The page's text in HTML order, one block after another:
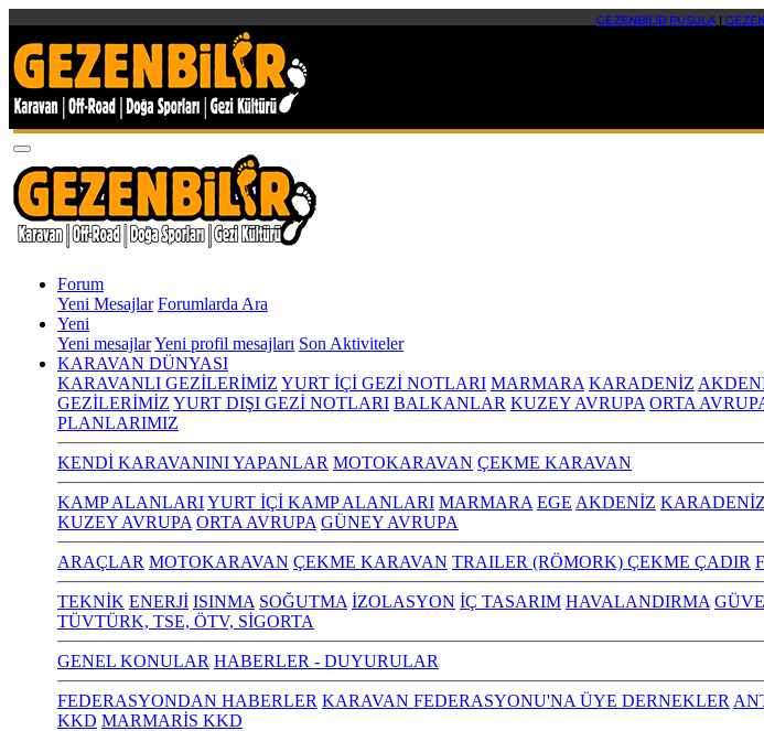
GEZENBİLİR PUSULA|
Forum
Yeni Mesajlar Forumlarda Ara
Yeni
Yeni mesajlarYeni profil mesajları Son Aktiviteler
KARAVAN DÜNYASI
KARAVANLI GEZİLERİMİZ YURT İÇİ GEZİ NOTLARI MARMARA KARADENİZ
GEZİLERİMİZ YURT DIŞI GEZİ NOTLARI BALKANLAR KUZEY AVRUPA ORTA
PLANLARIMIZ
KENDİ KARAVANINI YAPANLAR MOTOKARAVAN ÇEKME KARAVAN
KAMP ALANLARIYURT İÇİ KAMP ALANLARI MARMARA EGE AKDENİZ KARADENİZ
KUZEY AVRUPA ORTA AVRUPA GÜNEY AVRUPA
ARAÇLAR MOTOKARAVAN ÇEKME KARAVAN TRAILER (RÖMORK) ÇEKME ÇADIR
TEKNİK ENERJİ ISINMA SOĞUTMA İZOLASYON İÇ TASARIM HAVALANDIRMA
TÜVTÜRK, TSE, ÖTV, SİGORTA
GENEL KONULAR HABERLER - DUYURULAR
FEDERASYONDAN HABERLER KARAVAN FEDERASYONU'NA ÜYE DERNEKLER
KKD MARMARİS KKD